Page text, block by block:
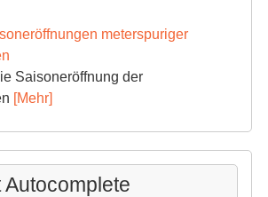
meterspuriger
Saisoneröffnung der
[Mehr]
Autocomplete